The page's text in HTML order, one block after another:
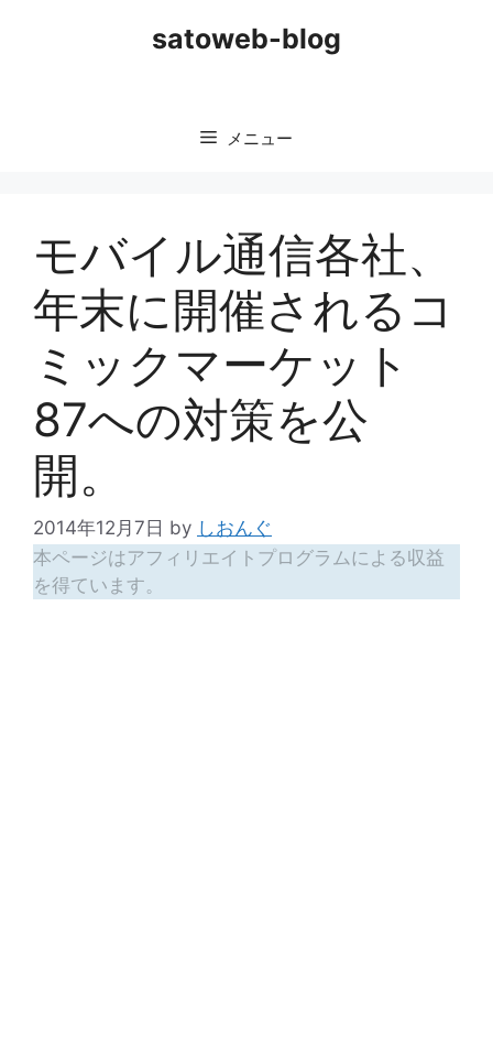
satoweb-blog
メニュー
モバイル通信各社、
年末に開催されるコ
ミックマーケット
87への対策を公
開。
2014年12月7日 by しおんぐ
本ページはアフィリエイトプログラムによる収益
を得ています。